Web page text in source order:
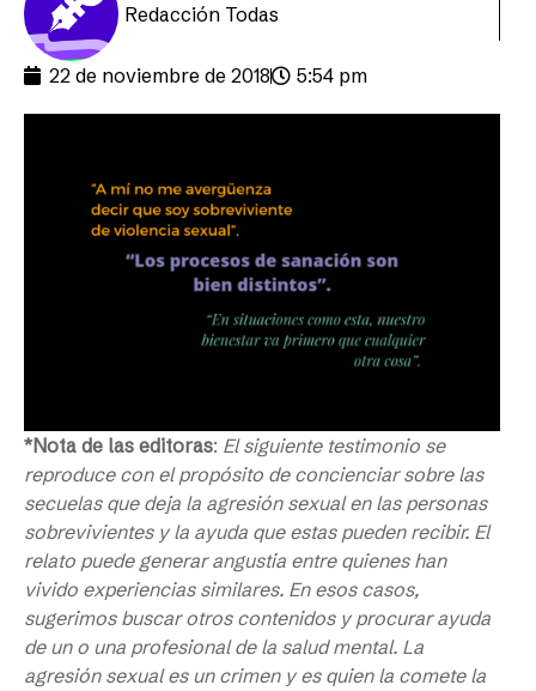
Redacción Todas
22 de noviembre de 2018 5:54 pm
*Nota de las editoras: El siguiente testimonio se
reproduce con el propósito de concienciar sobre las
secuelas que deja la agresión sexual en las personas
sobrevivientes y la ayuda que estas pueden recibir. El
relato puede generar angustia entre quienes han
vivido experiencias similares. En esos casos,
sugerimos buscar otros contenidos y procurar ayuda
de un o una profesional de la salud mental. La
agresión sexual es un crimen y es quien la comete la